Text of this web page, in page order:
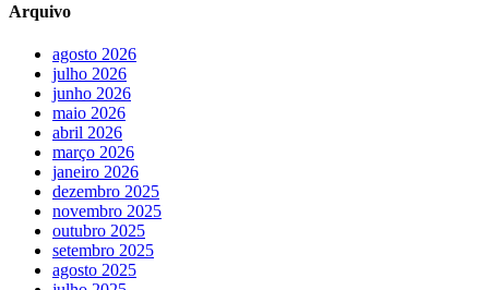
Arquivo
agosto 2026
julho 2026
junho 2026
maio 2026
abril 2026
março 2026
janeiro 2026
dezembro 2025
novembro 2025
outubro 2025
setembro 2025
agosto 2025